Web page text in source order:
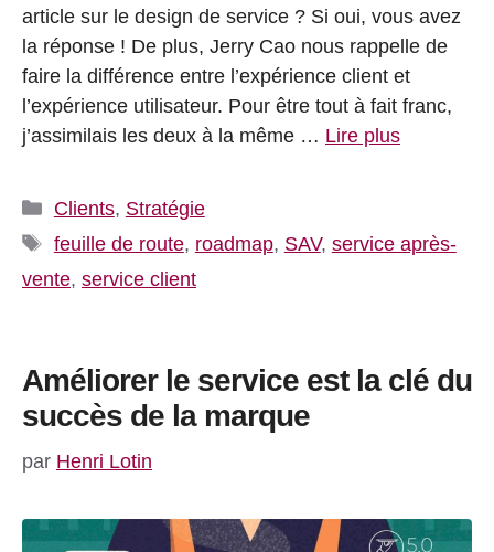
article sur le design de service ? Si oui, vous avez
la réponse ! De plus, Jerry Cao nous rappelle de
faire la différence entre l’expérience client et
l’expérience utilisateur. Pour être tout à fait franc,
j’assimilais les deux à la même … Lire plus
Catégories
Clients, Stratégie
Étiquettes
feuille de route, roadmap, SAV, service après-
vente, service client
Améliorer le service est la clé du
succès de la marque
par Henri Lotin